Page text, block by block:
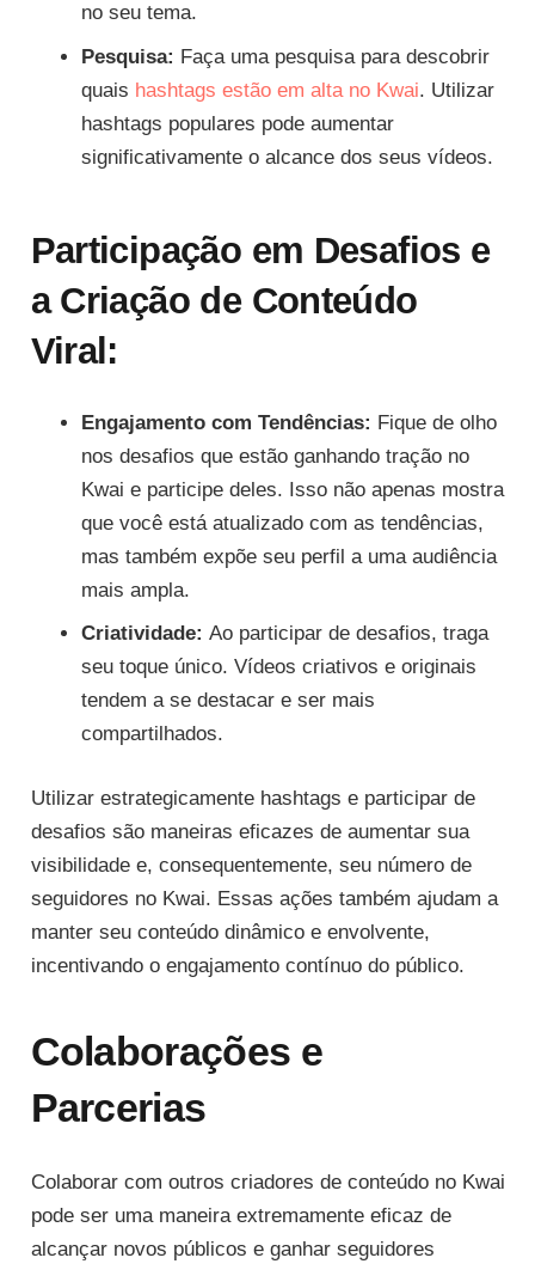
no seu tema.
Pesquisa: Faça uma pesquisa para descobrir
quais hashtags estão em alta no Kwai. Utilizar
hashtags populares pode aumentar
significativamente o alcance dos seus vídeos.
Participação em Desafios e
a Criação de Conteúdo
Viral:
Engajamento com Tendências: Fique de olho
nos desafios que estão ganhando tração no
Kwai e participe deles. Isso não apenas mostra
que você está atualizado com as tendências,
mas também expõe seu perfil a uma audiência
mais ampla.
Criatividade: Ao participar de desafios, traga
seu toque único. Vídeos criativos e originais
tendem a se destacar e ser mais
compartilhados.
Utilizar estrategicamente hashtags e participar de
desafios são maneiras eficazes de aumentar sua
visibilidade e, consequentemente, seu número de
seguidores no Kwai. Essas ações também ajudam a
manter seu conteúdo dinâmico e envolvente,
incentivando o engajamento contínuo do público.
Colaborações e
Parcerias
Colaborar com outros criadores de conteúdo no Kwai
pode ser uma maneira extremamente eficaz de
alcançar novos públicos e ganhar seguidores